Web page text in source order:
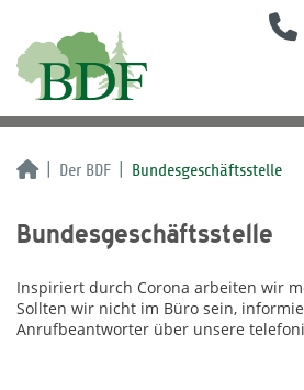
Der BDF Bundesgeschäftsstelle
Bundesgeschäftsstelle
Inspiriert durch Corona arbeiten wir
Sollten wir nicht im Büro sein,
Anrufbeantworter über unsere